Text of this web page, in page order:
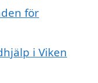
för
i Viken